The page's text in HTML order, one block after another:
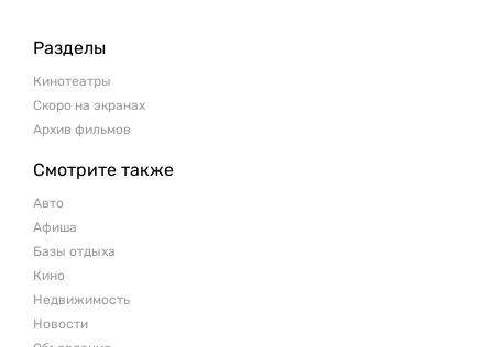
Разделы
Кинотеатры
Скоро на экранах
Архив фильмов
Смотрите также
Авто
Афиша
Базы отдыха
Кино
Недвижимость
Новости